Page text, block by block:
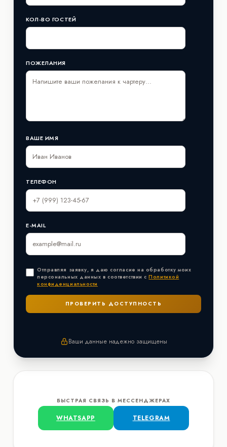
КОЛ-ВО ГОСТЕЙ
ПОЖЕЛАНИЯ
ВАШЕ ИМЯ
ТЕЛЕФОН
E-MAIL
Отправляя заявку, я даю согласие на обработку моих
персональных данных в соответствии сПолитикой
конфиденциальности
Ваши данные надежно защищены
БЫСТРАЯ СВЯЗЬ В МЕССЕНДЖЕРАХ
WHATSAPP TELEGRAM